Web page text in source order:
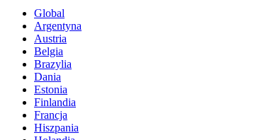
Global
Argentyna
Austria
Belgia
Brazylia
Dania
Estonia
Finlandia
Francja
Hiszpania